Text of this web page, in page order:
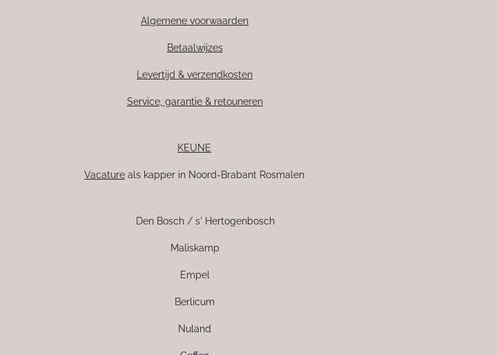
Algemene voorwaarden
Betaalwijzes
Levertijd & verzendkosten
Service, garantie & retouneren
KEUNE
Vacature als kapper in Noord-Brabant Rosmalen
Den Bosch / s' Hertogenbosch
Maliskamp
Empel
Berlicum
Nuland